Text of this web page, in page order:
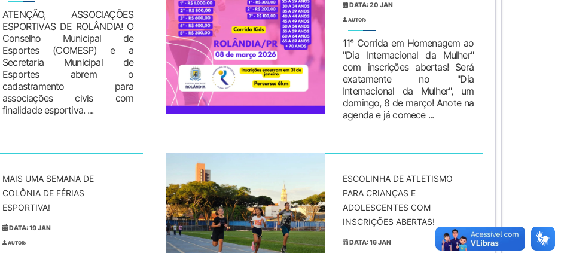
ATENÇÃO, ASSOCIAÇÕES
ESPORTIVAS DE ROLÂNDIA! O
Conselho Municipal de
Esportes (COMESP) e a
Secretaria Municipal de
Esportes abrem o
cadastramento para
associações civis com
finalidade esportiva. ...
DATA: 20 JAN
AUTOR:
11° Corrida em Homenagem ao
"Dia Internacional da Mulher"
com inscrições abertas! Será
exatamente no "Dia
Internacional da Mulher", um
domingo, 8 de março! Anote na
agenda e já comece ...
MAIS UMA SEMANA DE
COLÔNIA DE FÉRIAS
ESPORTIVA!
DATA: 19 JAN
AUTOR:
ESCOLINHA DE ATLETISMO
PARA CRIANÇAS E
ADOLESCENTES COM
INSCRIÇÕES ABERTAS!
DATA: 16 JAN